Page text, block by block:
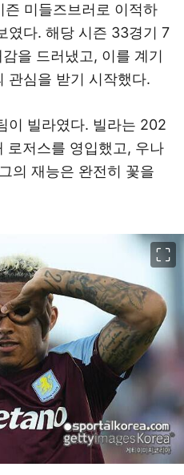
미들즈브러로 이적하
였다. 해당 시즌 33경기 7
을 드러냈고, 이를 계기
관심을 받기 시작했다.
이 빌라였다. 빌라는 202
로저스를 영입했고, 우나
의 재능은 완전히 꽃을